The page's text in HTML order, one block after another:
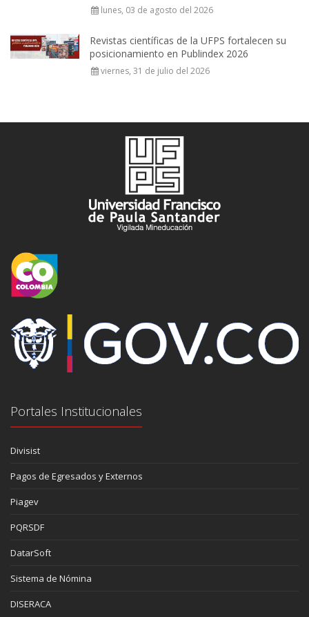
lunes, 03 de agosto del 2026
Revistas científicas de la UFPS fortalecen su
posicionamiento en Publindex 2026
viernes, 31 de julio del 2026
Portales Institucionales
Divisist
Pagos de Egresados y Externos
Piagev
PQRSDF
DatarSoft
Sistema de Nómina
DISERACA